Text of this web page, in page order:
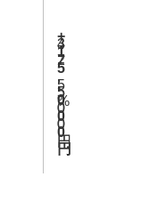
5
%
3
2
,
5
0
0
円
4
7
,
5
0
0
円
+
1
5
,
0
0
0
円